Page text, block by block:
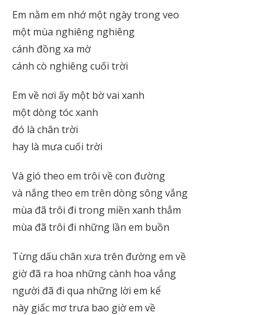
Em nằm em nhớ một ngày trong veo
một mùa nghiêng nghiêng
cánh đồng xa mờ
cánh cò nghiêng cuối trời
Em về nơi ấy một bờ vai xanh
một dòng tóc xanh
đó là chân trời
hay là mưa cuối trời
Và gió theo em trôi về con đường
và nắng theo em trên dòng sông vắng
mùa đã trôi đi trong miền xanh thẳm
mùa đã trôi đi những lần em buồn
Từng dấu chân xưa trên đường em về
giờ đã ra hoa những cành hoa vắng
người đã đi qua những lời em kể
này giấc mơ trưa bao giờ em về